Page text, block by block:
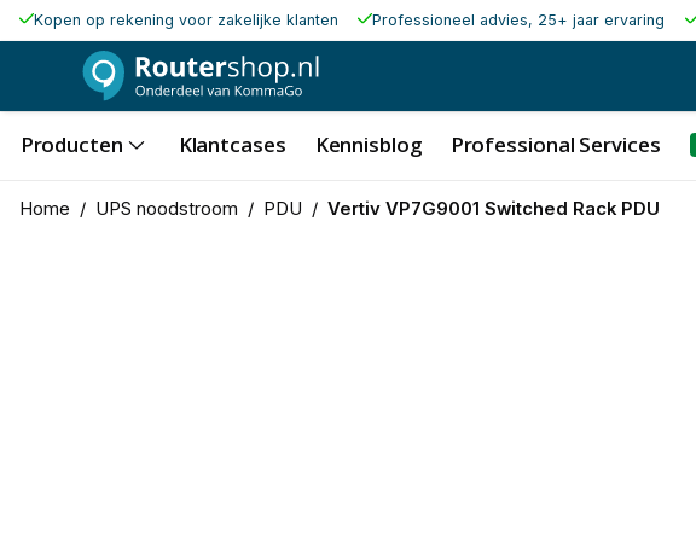
Kopen op rekening voor zakelijke klanten Professioneel advies, 25+ jaar ervaring
Producten Klantcases Kennisblog Professional Services
Home / UPS noodstroom / PDU / Vertiv VP7G9001 Switched Rack PDU